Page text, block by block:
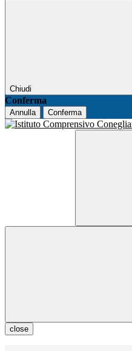
Chiudi
Conferma
Annulla Conferma
close